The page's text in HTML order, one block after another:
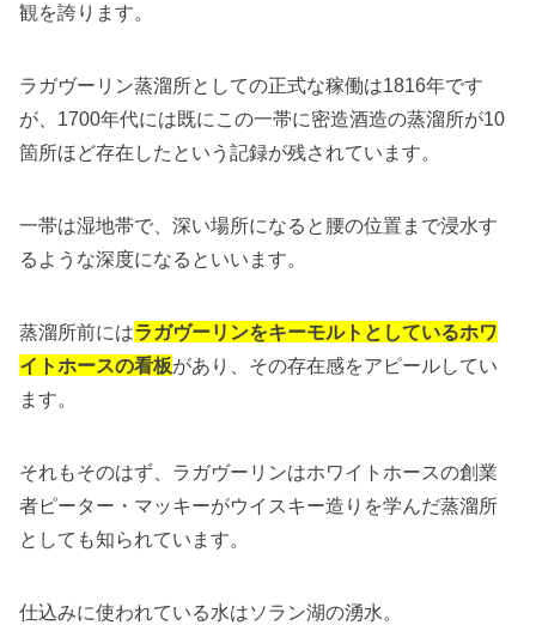
観を誇ります。
ラガヴーリン蒸溜所としての正式な稼働は1816年です
が、1700年代には既にこの一帯に密造酒造の蒸溜所が10
箇所ほど存在したという記録が残されています。
一帯は湿地帯で、深い場所になると腰の位置まで浸水す
るような深度になるといいます。
蒸溜所前にはラガヴーリンをキーモルトとしているホワ
イトホースの看板があり、その存在感をアピールしてい
ます。
それもそのはず、ラガヴーリンはホワイトホースの創業
者ピーター・マッキーがウイスキー造りを学んだ蒸溜所
としても知られています。
仕込みに使われている水はソラン湖の湧水。